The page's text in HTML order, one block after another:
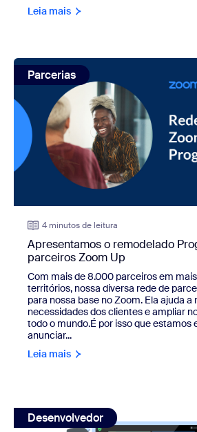
Leia mais
view: Apresentamos o remodelado
Parcerias
4 minutos de leitura
Apresentamos o remodelado
parceiros Zoom Up
Com mais de 8.000 parceiros em
territórios, nossa diversa rede de
para nossa base no Zoom. Ela ajuda a
necessidades dos clientes e ampliar
todo o mundo.É por isso que estamos
anunciar...
Leia mais
view: Melhorias nas soluções e
Desenvolvedor